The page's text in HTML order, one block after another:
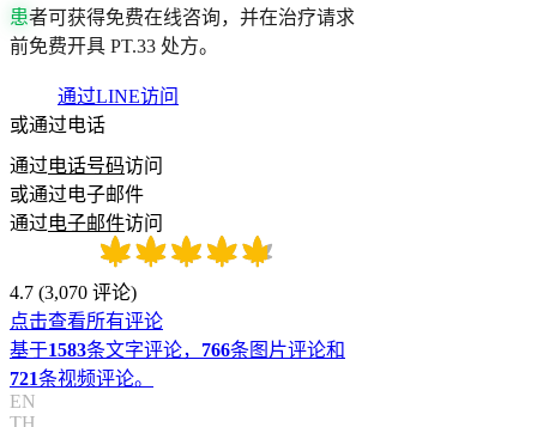
患者可获得免费在线咨询， 并在治疗请求
前免费开具 PT.33 处方。
通过LINE访问
或通过电话
通过电话号码访问
或通过电子邮件
通过电子邮件访问
4.7 (3,070 评论)
点击查看所有评论
基于1583条文字评论， 766条图片评论和
721条视频评论。
EN
TH